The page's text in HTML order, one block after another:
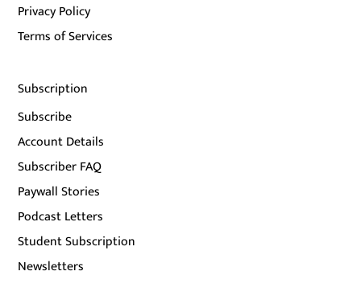
Privacy Policy
Terms of Services
Subscription
Subscribe
Account Details
Subscriber FAQ
Paywall Stories
Podcast Letters
Student Subscription
Newsletters